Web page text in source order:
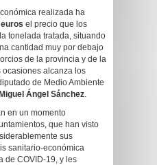
realizada ha
el precio que los
tonelada tratada, situando
cantidad muy por debajo
de la provincia y de la
ocasiones alcanza los
de Medio Ambiente
Miguel Ángel Sánchez.
en un momento
que han visto
sus
sanitario-económica
de COVID-19, y les